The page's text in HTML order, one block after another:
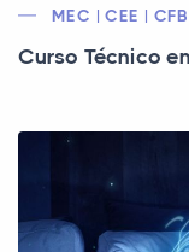
MEC | CEE | CFB
Curso Técnico